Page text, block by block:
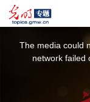
The media could
network failed